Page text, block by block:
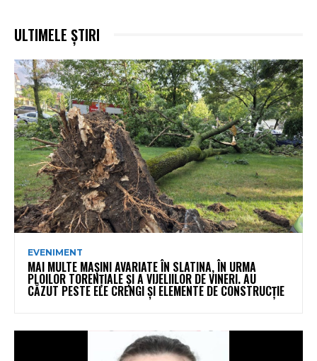
ULTIMELE ȘTIRI
EVENIMENT
MAI MULTE MAȘINI AVARIATE ÎN SLATINA, ÎN URMA
PLOILOR TORENȚIALE ȘI A VIJELIILOR DE VINERI. AU
CĂZUT PESTE ELE CRENGI ȘI ELEMENTE DE CONSTRUCȚIE